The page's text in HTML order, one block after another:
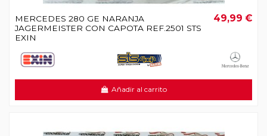
MERCEDES 280 GE NARANJA
JAGERMEISTER CON CAPOTA REF.2501 STS
EXIN
49,99 €
Añadir al carrito